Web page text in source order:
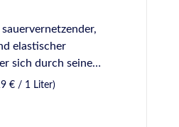
elastischer
sich durch seine
in
€ / 1 Liter)